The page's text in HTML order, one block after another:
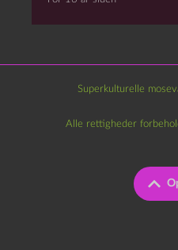
Superkulturelle
Alle rettigheder